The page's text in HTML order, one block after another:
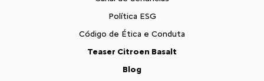
Política ESG
Código de Ética e Conduta
Teaser Citroen Basalt
Blog